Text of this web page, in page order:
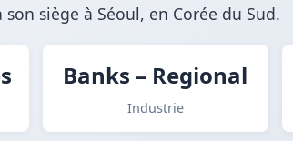
son siège à Séoul, en Corée du Sud.
Banks – Regional
Industrie